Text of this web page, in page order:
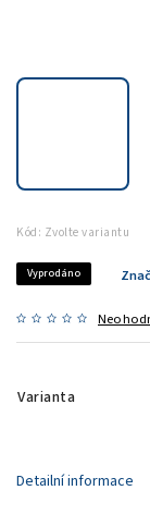
Kód: Zvolte variantu
Vyprodáno
Varianta
Detailní informace